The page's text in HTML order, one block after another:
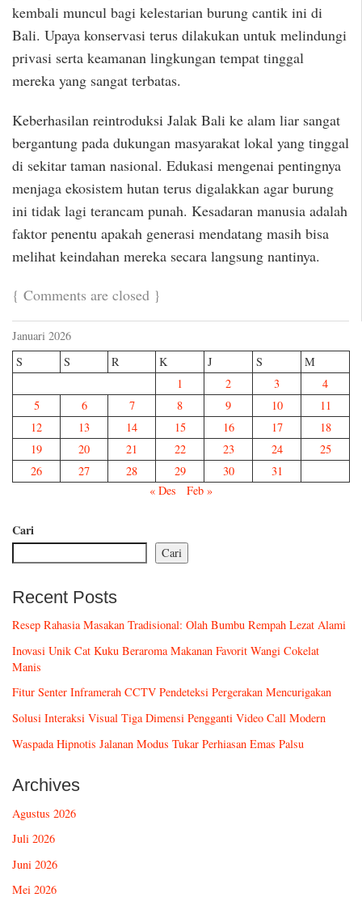
kembali muncul bagi kelestarian burung cantik ini di
Bali. Upaya konservasi terus dilakukan untuk melindungi
privasi serta keamanan lingkungan tempat tinggal
mereka yang sangat terbatas.
Keberhasilan reintroduksi Jalak Bali ke alam liar sangat
bergantung pada dukungan masyarakat lokal yang tinggal
di sekitar taman nasional. Edukasi mengenai pentingnya
menjaga ekosistem hutan terus digalakkan agar burung
ini tidak lagi terancam punah. Kesadaran manusia adalah
faktor penentu apakah generasi mendatang masih bisa
melihat keindahan mereka secara langsung nantinya.
{ Comments are closed }
Januari 2026
S
S R K J S
M
1
2 3
4
5
6 7 8 9 10
11
12
13 14 15 16 17
18
19
20 21 22 23 24
25
26
27 28 29 30
31
« Des
Feb »
Cari
Cari
Recent Posts
Resep Rahasia Masakan Tradisional: Olah Bumbu Rempah Lezat Alami
Inovasi Unik Cat Kuku Beraroma Makanan Favorit Wangi Cokelat
Manis
Fitur Senter Inframerah CCTV Pendeteksi Pergerakan Mencurigakan
Solusi Interaksi Visual Tiga Dimensi Pengganti Video Call Modern
Waspada Hipnotis Jalanan Modus Tukar Perhiasan Emas Palsu
Archives
Agustus 2026
Juli 2026
Juni 2026
Mei 2026